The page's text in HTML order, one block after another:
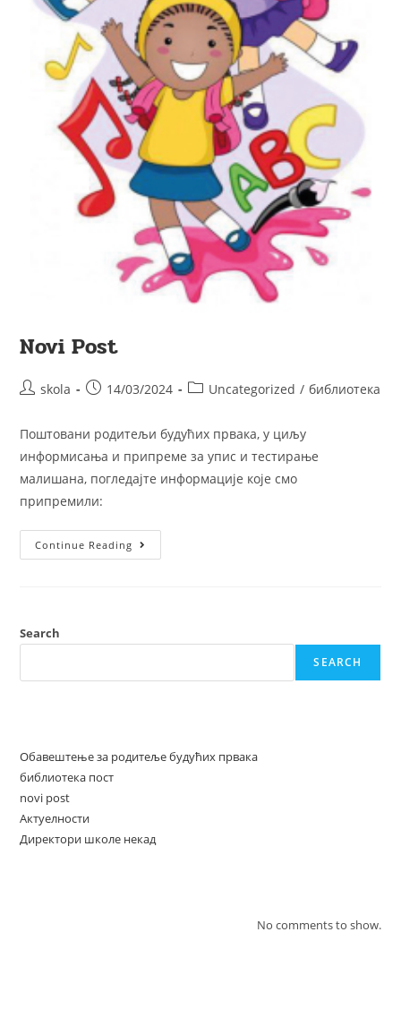
Novi Post
skola 14/03/2024 Uncategorized / библиотека
Поштовани родитељи будућих првака, у циљу
информисања и припреме за упис и тестирање
малишана, погледајте информације које смо
припремили:
Continue Reading
Search
SEARCH
Обавештење за родитеље будућих првака
библиотека пост
novi post
Актуелности
Директори школе некад
No comments to show.